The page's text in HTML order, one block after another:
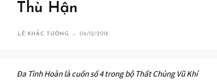
Thù Hận
LÊ KHẮC TƯỞNG - 06/12/2018
Đa Tình Hoàn là cuốn số 4 trong bộ Thất Chủng Vũ Khí